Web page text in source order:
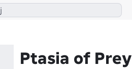
Ptasia of Prey